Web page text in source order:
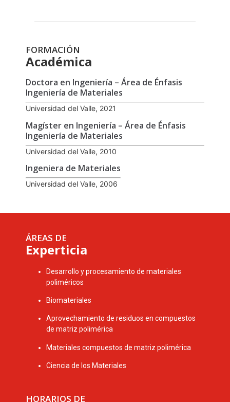
FORMACIÓN
Académica
Doctora en Ingeniería – Área de Énfasis
Ingeniería de Materiales
Universidad del Valle, 2021
Magíster en Ingeniería – Área de Énfasis
Ingeniería de Materiales
Universidad del Valle, 2010
Ingeniera de Materiales
Universidad del Valle, 2006
ÁREAS DE
Experticia
Desarrollo y procesamiento de materiales
poliméricos
Biomateriales
Aprovechamiento de residuos en compuestos
de matriz polimérica
Materiales compuestos de matriz polimérica
Ciencia de los Materiales
HORARIOS DE